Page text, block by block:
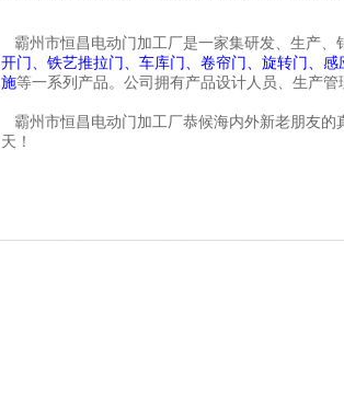
霸州市恒昌电动门加工厂是一家集研发、生产、
开门、铁艺推拉门、车库门、卷帘门、旋转门、
施等一系列产品。公司拥有产品设计人员、生产
霸州市恒昌电动门加工厂恭候海内外新老朋友的
天！